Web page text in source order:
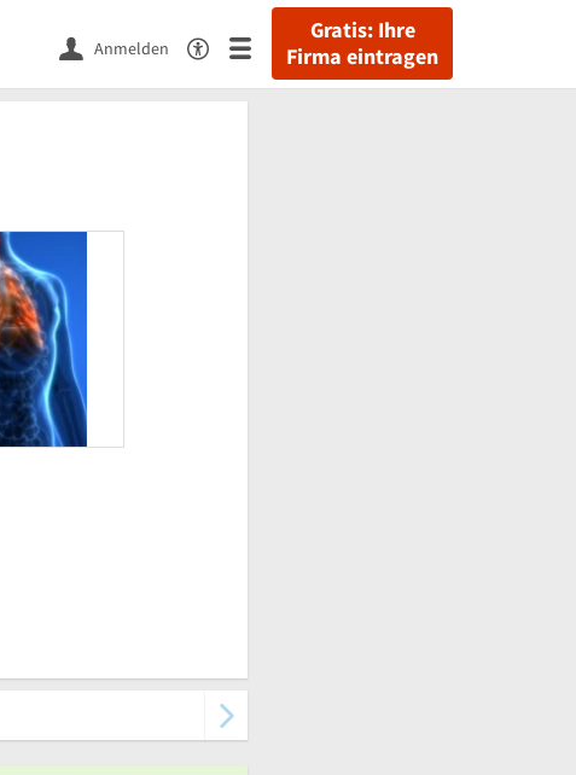
Gratis: Ihre
Firma eintragen
Anmelden